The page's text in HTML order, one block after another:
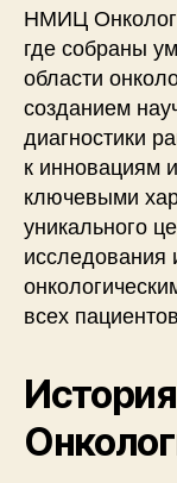
НМИЦ
где собраны
области
созданием
диагностики
к инновациям
ключевыми
уникального
исследования
всех